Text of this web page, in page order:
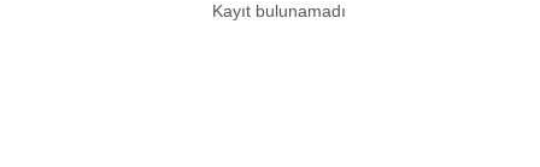
Kayıt bulunamadı